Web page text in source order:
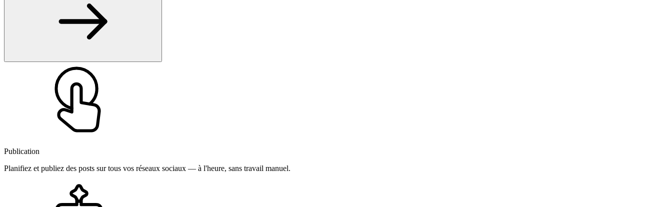
Publication
Planifiez et publiez des posts sur tous vos réseaux sociaux — à l'heure, sans travail manuel.